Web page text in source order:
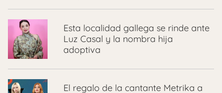
Esta localidad gallega se rinde ante
Luz Casal y la nombra hija
adoptiva
El regalo de la cantante Metrika a